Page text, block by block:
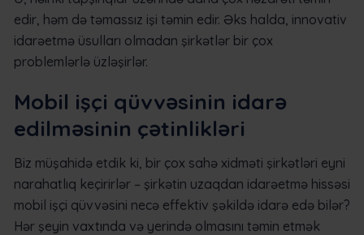
edir, həm də təmassız işi təmin edir. Əks halda, innovativ
idarəetmə üsulları olmadan şirkətlər bir çox
problemlərlə üzləşirlər.
Mobil işçi qüvvəsinin idarə
edilməsinin çətinlikləri
Biz müşahidə etdik ki, bir çox sahə xidməti şirkətləri eyni
narahatlıq keçirirlər – şirkətin uzaqdan idarəetmə hissəsi
mobil işçi qüvvəsini necə effektiv şəkildə idarə edə bilər?
Hər şeyin vaxtında və yerində olmasını təmin etmək